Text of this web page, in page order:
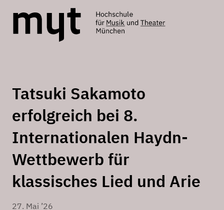
Tatsuki Sakamoto
erfolgreich bei 8.
Internationalen Haydn-
Wettbewerb für
klassisches Lied und Arie
27. Mai ’26